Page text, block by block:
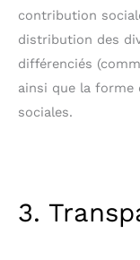
contribution
distribution des
différenciés
ainsi que la forme
sociales.
3.